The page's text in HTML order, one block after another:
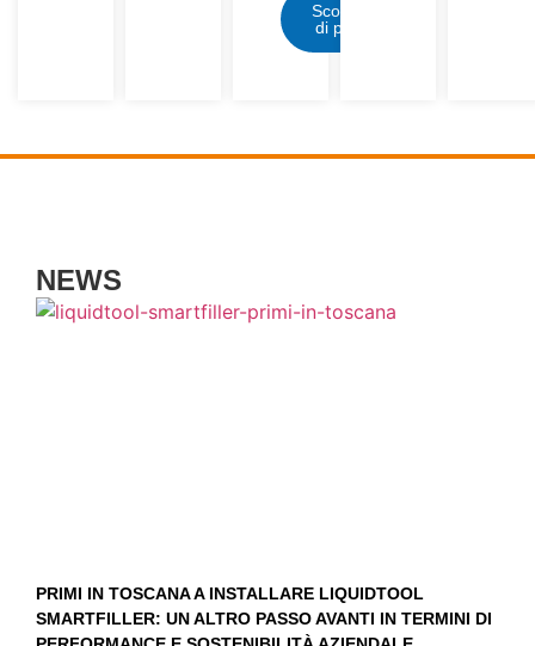
Scopri
di più
NEWS
PRIMI IN TOSCANA A INSTALLARE LIQUIDTOOL
SMARTFILLER: UN ALTRO PASSO AVANTI IN TERMINI DI